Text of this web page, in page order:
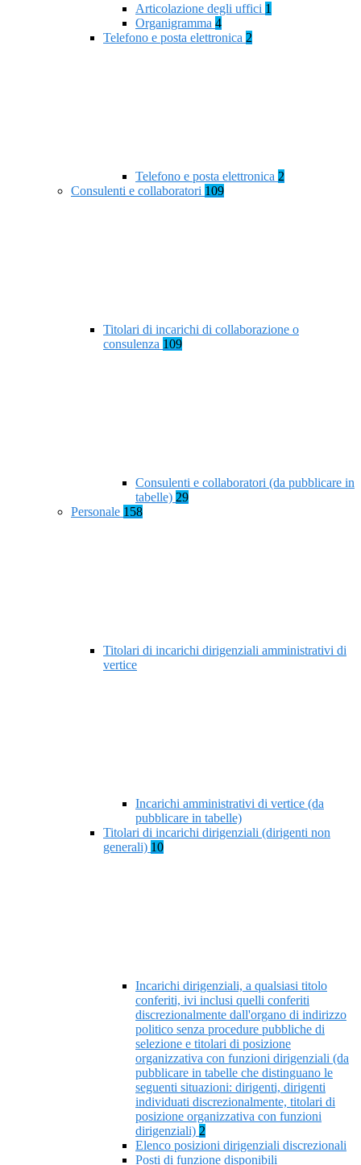
Articolazione degli uffici 1
Organigramma 4
Telefono e posta elettronica 2
Telefono e posta elettronica 2
Consulenti e collaboratori 109
Titolari di incarichi di collaborazione o
consulenza 109
Consulenti e collaboratori (da pubblicare in
tabelle) 29
Personale 158
Titolari di incarichi dirigenziali amministrativi di
vertice
Incarichi amministrativi di vertice (da
pubblicare in tabelle)
Titolari di incarichi dirigenziali (dirigenti non
generali) 10
Incarichi dirigenziali, a qualsiasi titolo
conferiti, ivi inclusi quelli conferiti
discrezionalmente dall'organo di indirizzo
politico senza procedure pubbliche di
selezione e titolari di posizione
organizzativa con funzioni dirigenziali (da
pubblicare in tabelle che distinguano le
seguenti situazioni: dirigenti, dirigenti
individuati discrezionalmente, titolari di
posizione organizzativa con funzioni
dirigenziali) 2
Elenco posizioni dirigenziali discrezionali
Posti di funzione disponibili